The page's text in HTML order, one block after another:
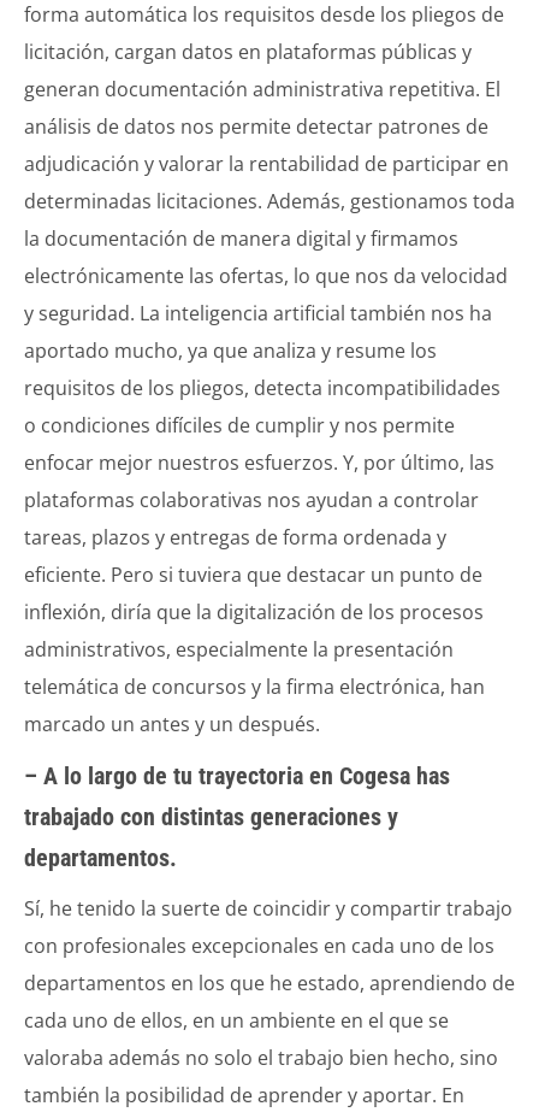
forma automática los requisitos desde los pliegos de
licitación, cargan datos en plataformas públicas y
generan documentación administrativa repetitiva. El
análisis de datos nos permite detectar patrones de
adjudicación y valorar la rentabilidad de participar en
determinadas licitaciones. Además, gestionamos toda
la documentación de manera digital y firmamos
electrónicamente las ofertas, lo que nos da velocidad
y seguridad. La inteligencia artificial también nos ha
aportado mucho, ya que analiza y resume los
requisitos de los pliegos, detecta incompatibilidades
o condiciones difíciles de cumplir y nos permite
enfocar mejor nuestros esfuerzos. Y, por último, las
plataformas colaborativas nos ayudan a controlar
tareas, plazos y entregas de forma ordenada y
eficiente. Pero si tuviera que destacar un punto de
inflexión, diría que la digitalización de los procesos
administrativos, especialmente la presentación
telemática de concursos y la firma electrónica, han
marcado un antes y un después.
– A lo largo de tu trayectoria en Cogesa has
trabajado con distintas generaciones y
departamentos.
Sí, he tenido la suerte de coincidir y compartir trabajo
con profesionales excepcionales en cada uno de los
departamentos en los que he estado, aprendiendo de
cada uno de ellos, en un ambiente en el que se
valoraba además no solo el trabajo bien hecho, sino
también la posibilidad de aprender y aportar. En